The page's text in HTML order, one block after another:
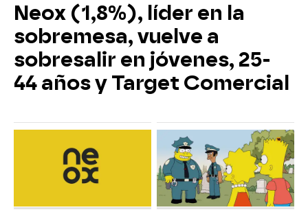
Neox (1,8%), líder en la
sobremesa, vuelve a
sobresalir en jóvenes, 25-
44 años y Target Comercial